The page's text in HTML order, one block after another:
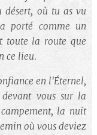
désert, où tu as vu
porté comme un
toute la route que
ce lieu.
en l'Éternel,
vous sur la
la nuit
où vous deviez